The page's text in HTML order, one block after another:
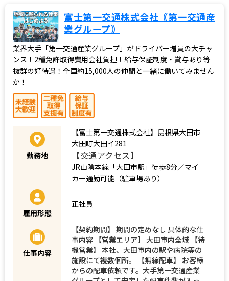
富士第一交通株式会社｟第一交通産
業グループ｠
業界大手「第一交通産業グループ」がドライバー増員の大チャ
ンス！2種免許取得費用会社負担！給与保証制度・賞与あり等
抜群の好待遇！全国約15,000人の仲間と一緒に働いてみません
か！
勤務地
【富士第一交通株式会社】島根県大田市
大田町大田イ281
【交通アクセス】
JR山陰本線「大田市駅」徒歩8分／マイ
カー通勤可能（駐車場あり）
雇用形態
正社員
仕事内容
【契約期間】 期間の定めなし 具体的な仕
事内容 【営業エリア】 大田市内全域 【待
機営業】 本社、大田市内の駅や病院等の
施設にて複数個所。 【無線配車】 お客様
からの配車依頼です。大手第一交通産業